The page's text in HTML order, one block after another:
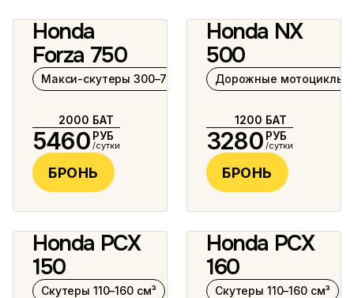
Honda
Forza 750
Макси-скутеры 300–750 см³
2000 БАТ
5460 РУБ
/сутки
БРОНЬ
7 фото
Honda NX
500
Дорожные мотоциклы
1200 БАТ
3280 РУБ
/сутки
БРОНЬ
Honda PCX
150
Скутеры 110–160 см³
6 фото
Honda PCX
160
Скутеры 110–160 см³